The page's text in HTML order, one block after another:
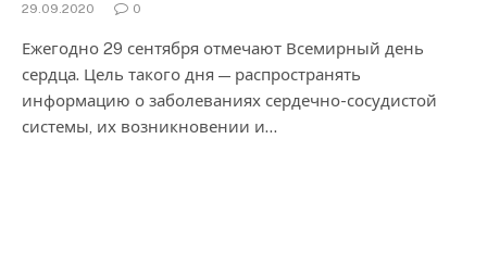
29.09.2020 0
Ежегодно 29 сентября отмечают Всемирный день
сердца. Цель такого дня — распространять
информацию о заболеваниях сердечно-сосудистой
системы, их возникновении и…